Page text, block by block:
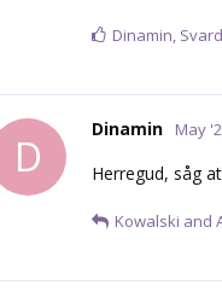
Dinamin,
D
Dinamin May
Herregud, såg
Kowalski and